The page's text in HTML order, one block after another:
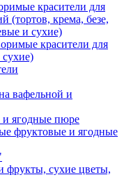
красители для
(тортов, крема, безе,
и сухие)
красители для
вафельной и
ягодные пюре
фруктовые и ягодные
фрукты, сухие цветы,